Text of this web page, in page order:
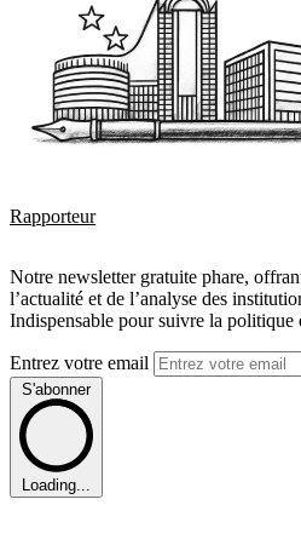
Rapporteur
Notre newsletter gratuite phare,
l’actualité et de l’analyse des
Indispensable pour suivre la politique
Entrez votre email
S'abonner
Loading...